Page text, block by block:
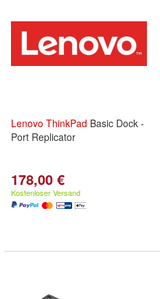
Lenovo ThinkPad Basic Dock -
Port Replicator
178,00 €
Kostenloser Versand